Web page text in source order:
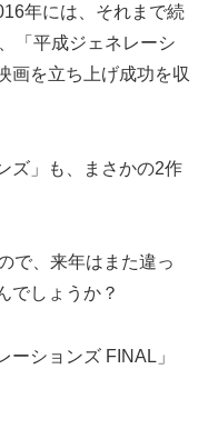
年には、それまで続
「平成ジェネレーシ
画を立ち上げ成功を収
ズ」も、まさかの2作
で、来年はまた違っ
でしょうか？
ーションズ FINAL」